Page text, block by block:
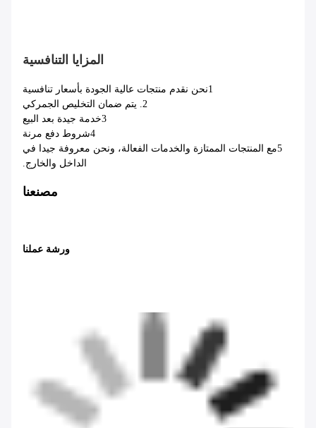
المزايا التنافسية
1نحن نقدم منتجات عالية الجودة بأسعار تنافسية
2. يتم ضمان التخليص الجمركي
3خدمة جيدة بعد البيع
4شروط دفع مرنة
5مع المنتجات الممتازة والخدمات الفعالة، ونحن معروفة جيدا في
الداخل والخارج.
مصنعنا
ورشة عملنا